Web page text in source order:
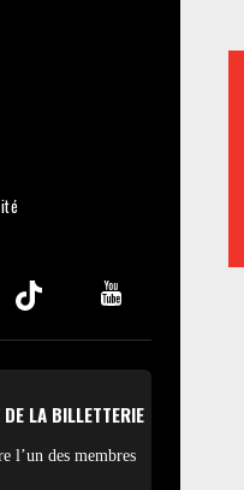
LA BILLETTERIE
l’un des membres